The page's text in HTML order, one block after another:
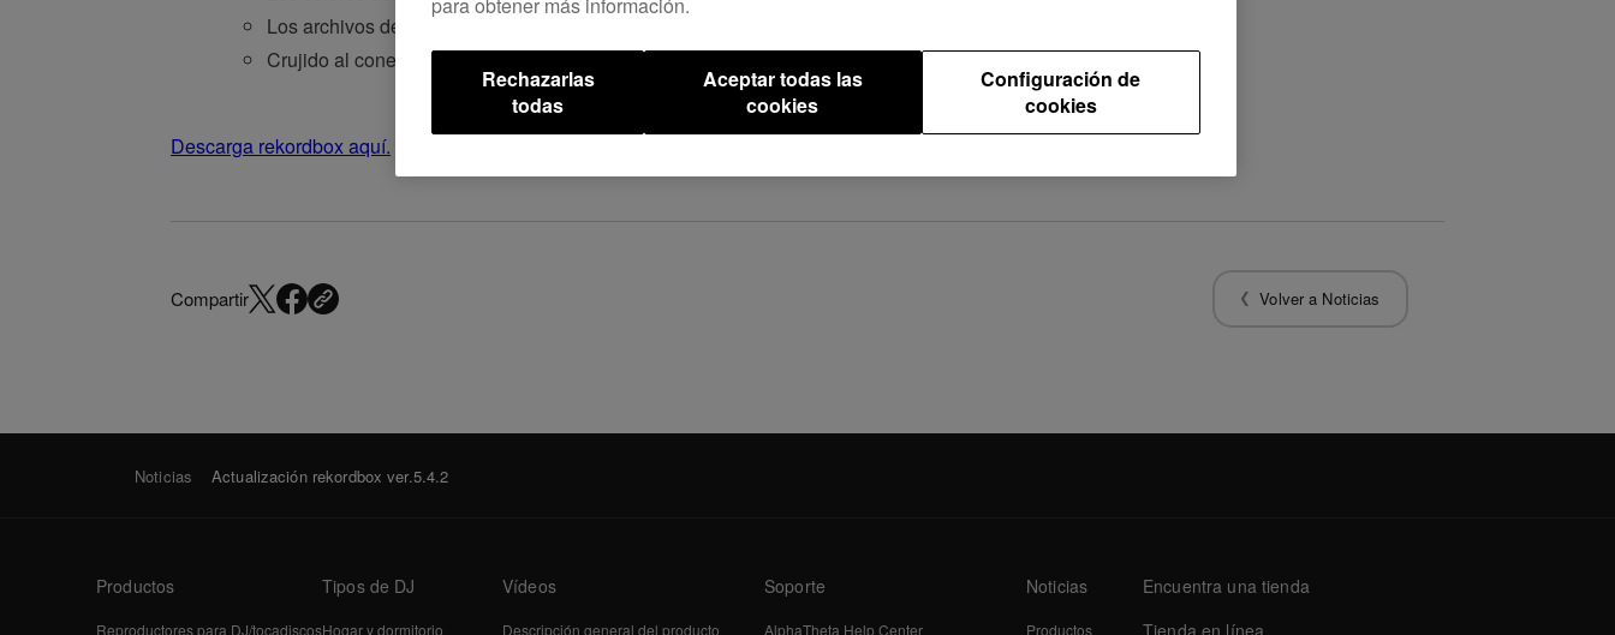
Los archivos de música en una unidad externa se duplicaban después de la exportación.
Crujido al conectar con elDDJ-RB.
Descarga rekordbox aquí.
Compartir Volver a Noticias
Noticias Actualización rekordbox ver.5.4.2
Productos
Reproductores para DJ/tocadiscos
Tipos de DJ
Hogar y dormitorio
Vídeos
Descripción general del producto
Soporte
AlphaTheta Help Center
Noticias
Productos
Encuentra una tienda
Tienda en línea
Configuración de
cookies
Rechazarlas
todas
Aceptar todas las
cookies